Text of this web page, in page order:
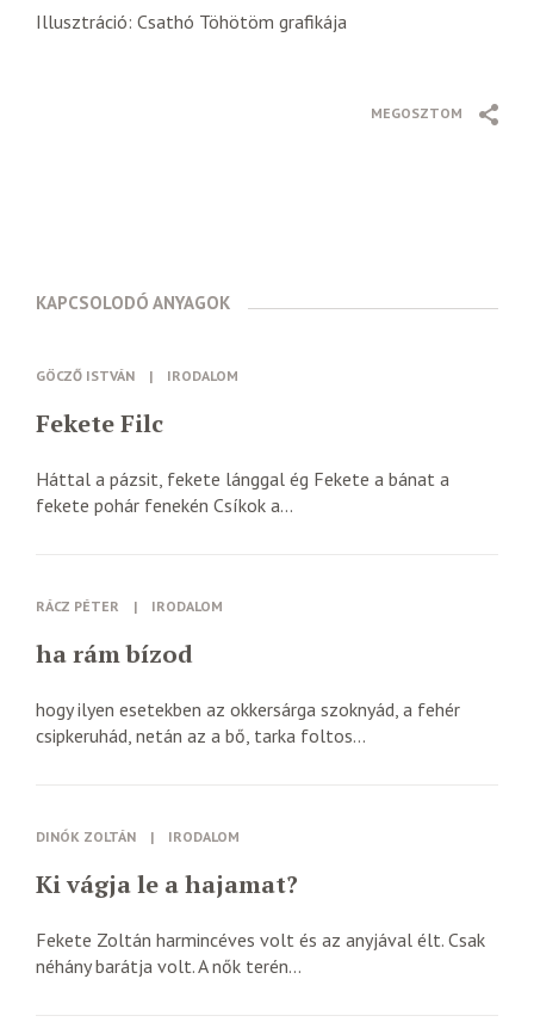
Illusztráció: Csathó Töhötöm grafikája
MEGOSZTOM
KAPCSOLODÓ ANYAGOK
GÖCZŐ ISTVÁN | IRODALOM
Fekete Filc
Háttal a pázsit, fekete lánggal ég Fekete a bánat a
fekete pohár fenekén Csíkok a...
RÁCZ PÉTER | IRODALOM
ha rám bízod
hogy ilyen esetekben az okkersárga szoknyád, a fehér
csipkeruhád, netán az a bő, tarka foltos...
DINÓK ZOLTÁN | IRODALOM
Ki vágja le a hajamat?
Fekete Zoltán harmincéves volt és az anyjával élt. Csak
néhány barátja volt. A nők terén...